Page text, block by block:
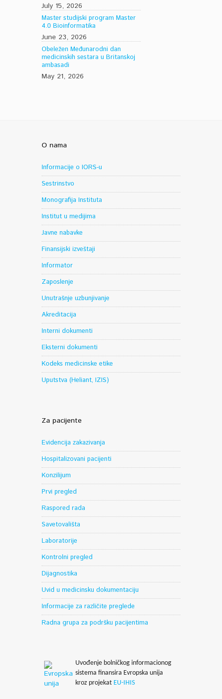
July 15, 2026
Master studijski program Master
4.0 Bioinformatika
June 23, 2026
Obeležen Međunarodni dan
medicinskih sestara u Britanskoj
ambasadi
May 21, 2026
O nama
Informacije o IORS-u
Sestrinstvo
Monografija Instituta
Institut u medijima
Javne nabavke
Finansijski izveštaji
Informator
Zaposlenje
Unutrašnje uzbunjivanje
Akreditacija
Interni dokumenti
Eksterni dokumenti
Kodeks medicinske etike
Uputstva (Heliant, IZIS)
Za pacijente
Evidencija zakazivanja
Hospitalizovani pacijenti
Konzilijum
Prvi pregled
Raspored rada
Savetovališta
Laboratorije
Kontrolni pregled
Dijagnostika
Uvid u medicinsku dokumentaciju
Informacije za različite preglede
Radna grupa za podršku pacijentima
Uvođenje bolničkog informacionog
sistema finansira Evropska unija
kroz projekat EU-IHIS